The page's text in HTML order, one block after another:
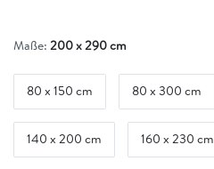
Maße: 200 x 290 cm
80 x 150 cm 80 x 300 cm
140 x 200 cm 160 x 230 cm